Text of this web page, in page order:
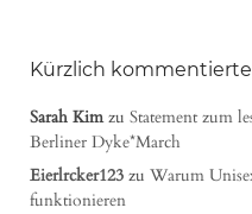
Kürzlich
Sarah Kimzu Statement zum
Berliner Dyke*March
Eierlrcker123 zu Warum
funktionieren